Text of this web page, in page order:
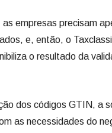
empresas precisam
e, então, o
o resultado da
dos códigos GTIN, a
as necessidades do